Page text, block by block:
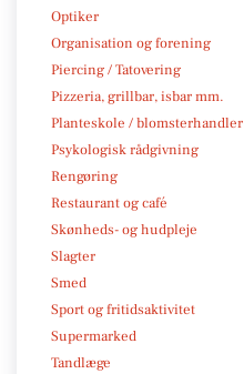
Optiker
Organisation og forening
Piercing / Tatovering
Pizzeria, grillbar, isbar mm.
Planteskole / blomsterhandler
Psykologisk rådgivning
Rengøring
Restaurant og café
Skønheds- og hudpleje
Slagter
Smed
Sport og fritidsaktivitet
Supermarked
Tandlæge